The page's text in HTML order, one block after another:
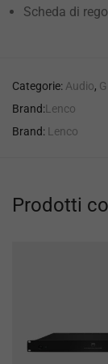
Scheda di
Categorie: Audio,
Brand:Lenco
Brand: Lenco
Prodotti